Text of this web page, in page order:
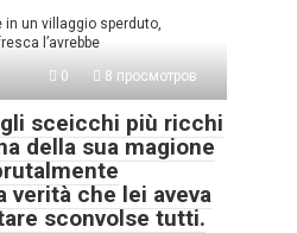
in un villaggio sperduto,
l’avrebbe
0 8 просмотров
sceicchi più ricchi
della sua magione
verità che lei aveva
sconvolse tutti.